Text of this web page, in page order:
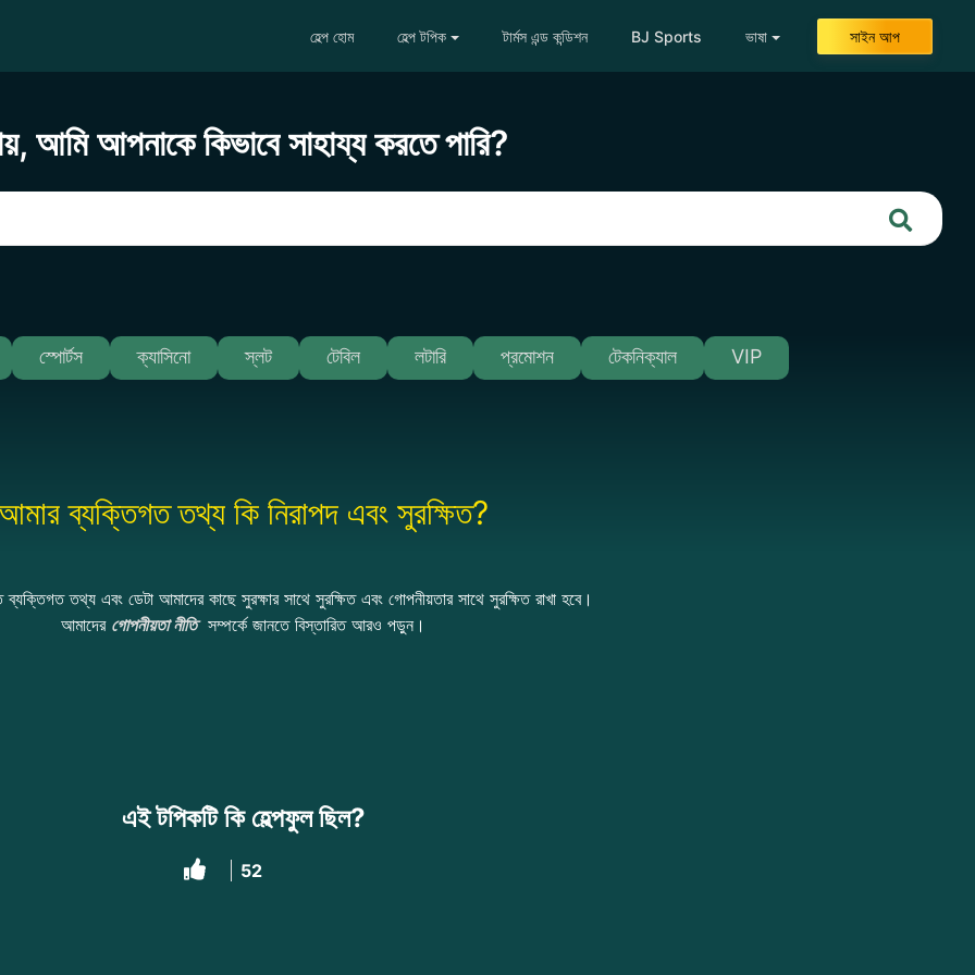
হেল্প হোম হেল্প টপিক টার্মস এন্ড কন্ডিশন BJ Sports ভাষা সাইন আপ
আমি আপনাকে কিভাবে সাহায্য করতে পারি?
স্পোর্টস ক্যাসিনো স্লট টেবিল লটারি প্রমোশন টেকনিক্যাল VIP
ব্যক্তিগত তথ্য কি নিরাপদ এবং সুরক্ষিত?
তথ্য এবং ডেটা আমাদের কাছে সুরক্ষার সাথে সুরক্ষিত এবং গোপনীয়তার সাথে সুরক্ষিত রাখা হবে।
আমাদের গোপনীয়তা নীতিসম্পর্কে জানতে বিস্তারিত আরও পড়ুন।
এই টপিকটি কি হেল্পফুল ছিল?
52